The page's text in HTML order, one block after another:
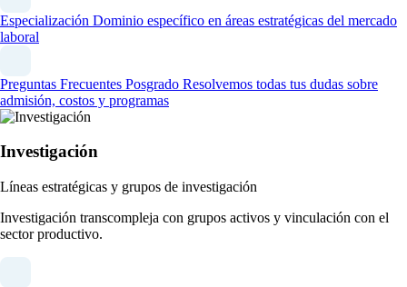
Especialización Dominio específico en áreas estratégicas del mercado
laboral
Preguntas Frecuentes Posgrado Resolvemos todas tus dudas sobre
admisión, costos y programas
Investigación
Líneas estratégicas y grupos de investigación
Investigación transcompleja con grupos activos y vinculación con el
sector productivo.